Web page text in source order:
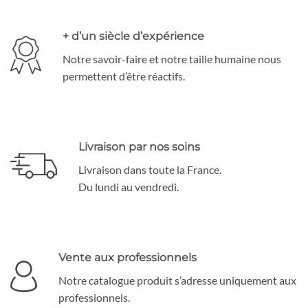
+ d’un siècle d’expérience
Notre savoir-faire et notre taille humaine nous
permettent d’être réactifs.
Livraison par nos soins
Livraison dans toute la France.
Du lundi au vendredi.
Vente aux professionnels
Notre catalogue produit s’adresse uniquement aux
professionnels.